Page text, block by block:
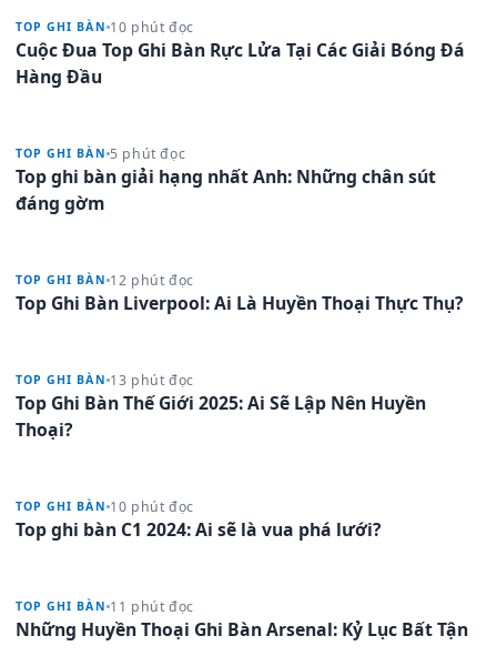
TOP GHI BÀN 10 phút đọc
Cuộc Đua Top Ghi Bàn Rực Lửa Tại Các Giải Bóng Đá
Hàng Đầu
TOP GHI BÀN 5 phút đọc
Top ghi bàn giải hạng nhất Anh: Những chân sút
đáng gờm
TOP GHI BÀN 12 phút đọc
Top Ghi Bàn Liverpool: Ai Là Huyền Thoại Thực Thụ?
TOP GHI BÀN 13 phút đọc
Top Ghi Bàn Thế Giới 2025: Ai Sẽ Lập Nên Huyền
Thoại?
TOP GHI BÀN 10 phút đọc
Top ghi bàn C1 2024: Ai sẽ là vua phá lưới?
TOP GHI BÀN 11 phút đọc
Những Huyền Thoại Ghi Bàn Arsenal: Kỷ Lục Bất Tận